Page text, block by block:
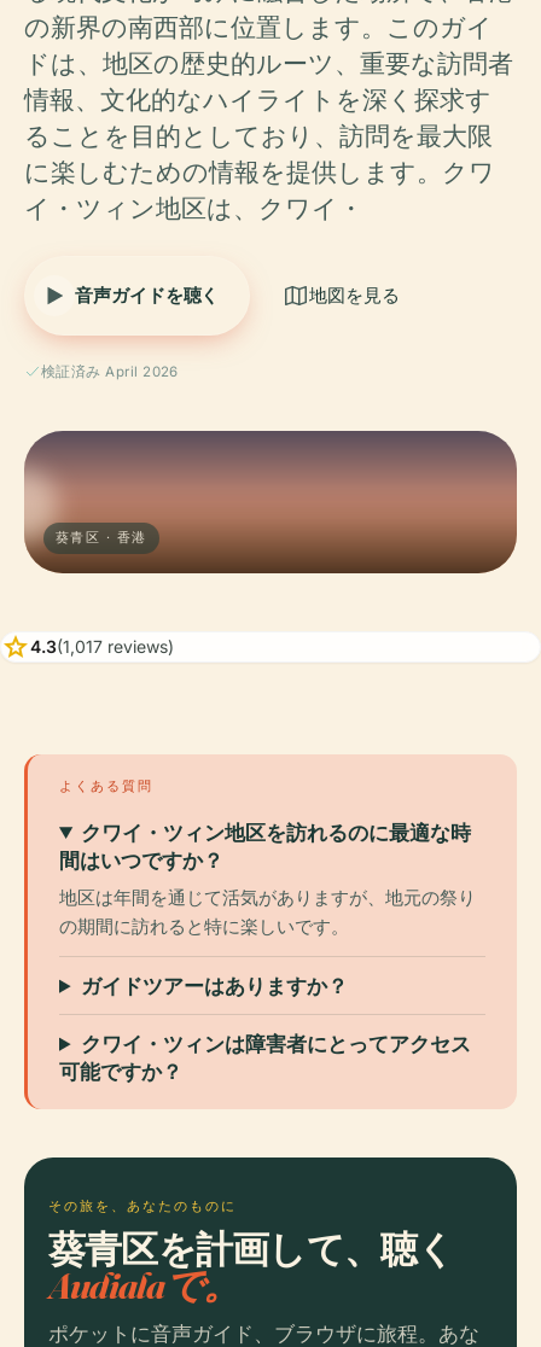
の新界の南西部に位置します。このガイ
ドは、地区の歴史的ルーツ、重要な訪問者
情報、文化的なハイライトを深く探求す
ることを目的としており、訪問を最大限
に楽しむための情報を提供します。クワ
イ・ツィン地区は、クワイ・
音声ガイドを聴く 地図を見る
検証済み April 2026
葵青区 · 香港
star4.3(1,017 reviews)
よくある質問
クワイ・ツィン地区を訪れるのに最適な時
間はいつですか？
地区は年間を通じて活気がありますが、地元の祭り
の期間に訪れると特に楽しいです。
ガイドツアーはありますか？
クワイ・ツィンは障害者にとってアクセス
可能ですか？
その旅を、あなたのものに
葵青区を計画して、聴く
Audialaで。
ポケットに音声ガイド、ブラウザに旅程。あな